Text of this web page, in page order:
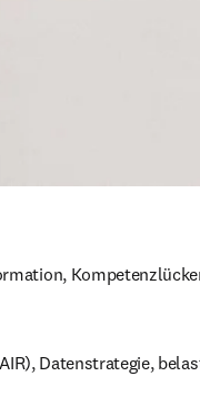
Datenstrategie,